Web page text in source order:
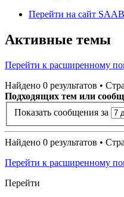
Перейти на сайт
Активные темы
Перейти к расширенному
Найдено 0 результатов •
Подходящих тем или
Показать сообщения за
Найдено 0 результатов •
Перейти к расширенному
Перейти